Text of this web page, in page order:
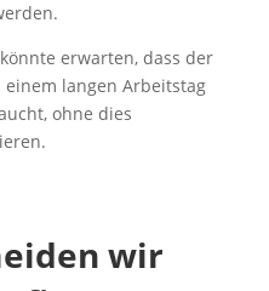
erwarten, dass der
langen Arbeitstag
ohne dies
wir